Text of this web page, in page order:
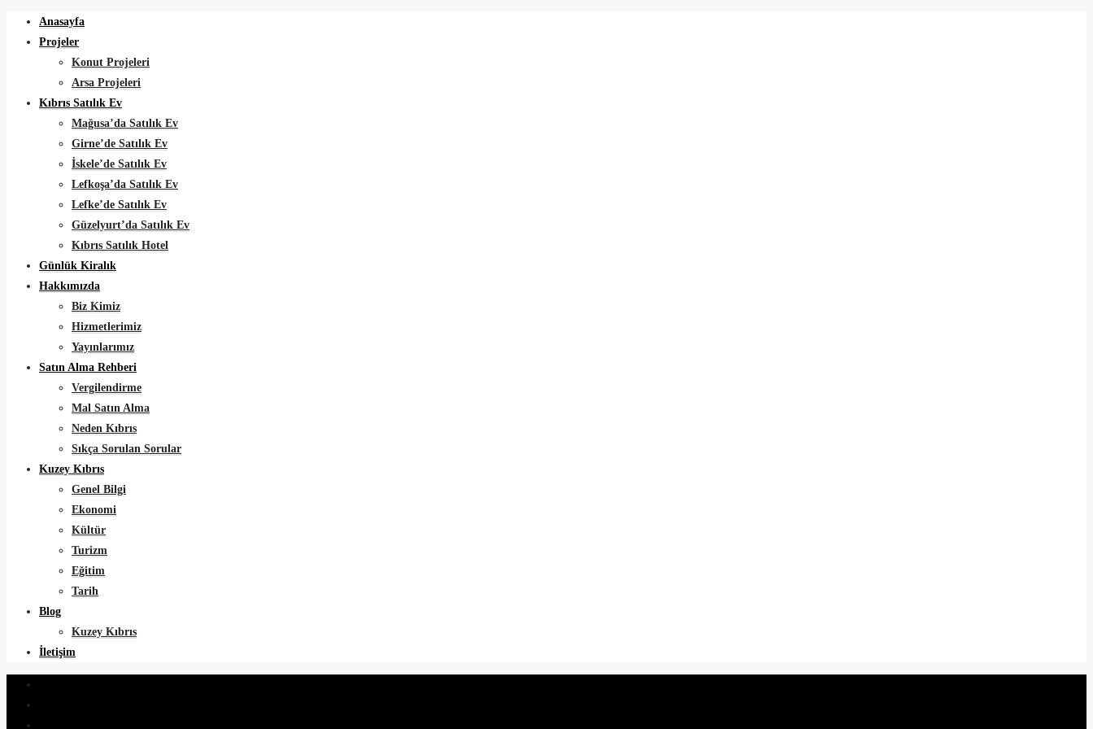
Anasayfa
Projeler
Konut Projeleri
Arsa Projeleri
Kıbrıs Satılık Ev
Mağusa’da Satılık Ev
Girne’de Satılık Ev
İskele’de Satılık Ev
Lefkoşa’da Satılık Ev
Lefke’de Satılık Ev
Güzelyurt’da Satılık Ev
Kıbrıs Satılık Hotel
Günlük Kiralık
Hakkımızda
Biz Kimiz
Hizmetlerimiz
Yayınlarımız
Satın Alma Rehberi
Vergilendirme
Mal Satın Alma
Neden Kıbrıs
Sıkça Sorulan Sorular
Kuzey Kıbrıs
Genel Bilgi
Ekonomi
Kültür
Turizm
Eğitim
Tarih
Blog
Kuzey Kıbrıs
İletişim